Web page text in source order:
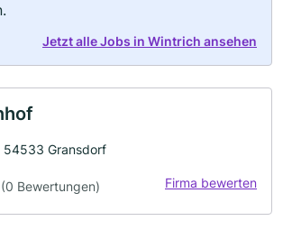
Jetzt alle Jobs in Wintrich ansehen
54533 Gransdorf
(0 Bewertungen) Firma bewerten